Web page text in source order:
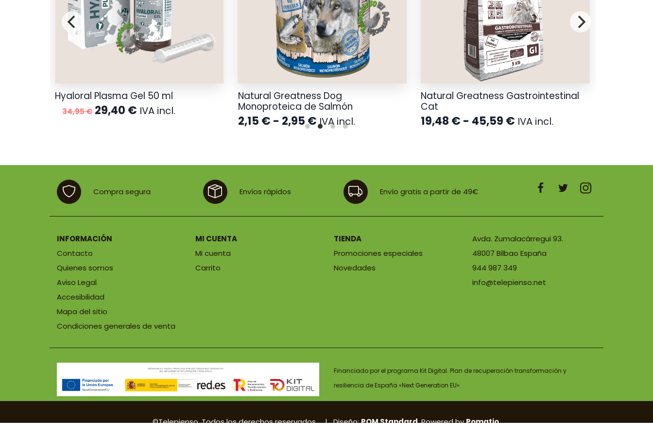
Hyaloral Plasma Gel 50 ml
34,95€ El
precio
29,40 € El
IVA incl.
Natural Greatness Dog
Monoproteica de Salmón
2,15 € - 2,95€Rango
de
2,15 €
2,95 €
IVA incl.
Natural Greatness Gastrointestinal
Cat
19,48 € - 45,59 € Rango
19,48 €
45,59 €
IVA incl.
Compra segura Envíos rápidos Envío gratis a partir de 49€
INFORMACIÓN
Contacto
Quienes somos
Aviso Legal
Accesibilidad
Mapa del sitio
Condiciones generales de venta
MI CUENTA
Mi cuenta
Carrito
TIENDA
Promociones especiales
Novedades
Avda. Zumalacárregui 93.
48007 Bilbao España
944 987 349
info@telepienso.net
Financiado por el programa Kit Digital. Plan de recuperación transformación y
resiliencia de España «Next Generation EU»
©Telepienso. Todos los derechos reservados. | Diseño:POM Standard. Powered byPomatio.